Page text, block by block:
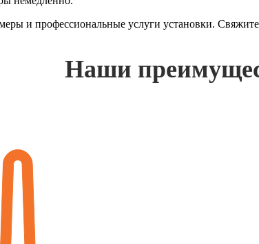
и профессиональные услуги установки.
Наши